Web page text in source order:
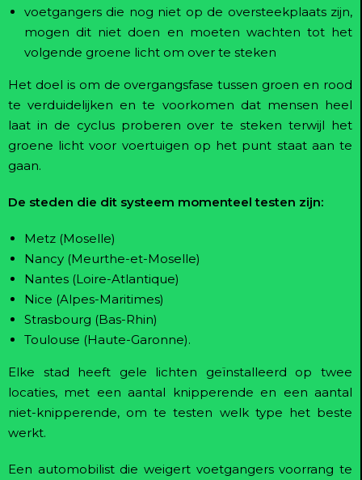
voetgangers die nog niet op de oversteekplaats zijn,
mogen dit niet doen en moeten wachten tot het
volgende groene licht om over te steken
Het doel is om de overgangsfase tussen groen en rood
te verduidelijken en te voorkomen dat mensen heel
laat in de cyclus proberen over te steken terwijl het
groene licht voor voertuigen op het punt staat aan te
gaan.
De steden die dit systeem momenteel testen zijn:
Metz (Moselle)
Nancy (Meurthe-et-Moselle)
Nantes (Loire-Atlantique)
Nice (Alpes-Maritimes)
Strasbourg (Bas-Rhin)
Toulouse (Haute-Garonne).
Elke stad heeft gele lichten geïnstalleerd op twee
locaties, met een aantal knipperende en een aantal
niet-knipperende, om te testen welk type het beste
werkt.
Een automobilist die weigert voetgangers voorrang te